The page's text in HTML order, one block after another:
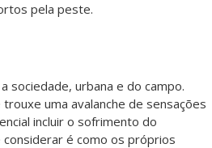
pela peste.
sociedade, urbana e do campo.
uma avalanche de sensações
incluir o sofrimento do
é como os próprios